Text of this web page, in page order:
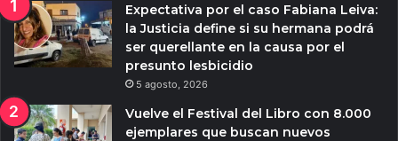
Expectativa por el caso Fabiana Leiva:
la Justicia define si su hermana podrá
ser querellante en la causa por el
presunto lesbicidio
5 agosto, 2026
Vuelve el Festival del Libro con 8.000
ejemplares que buscan nuevos